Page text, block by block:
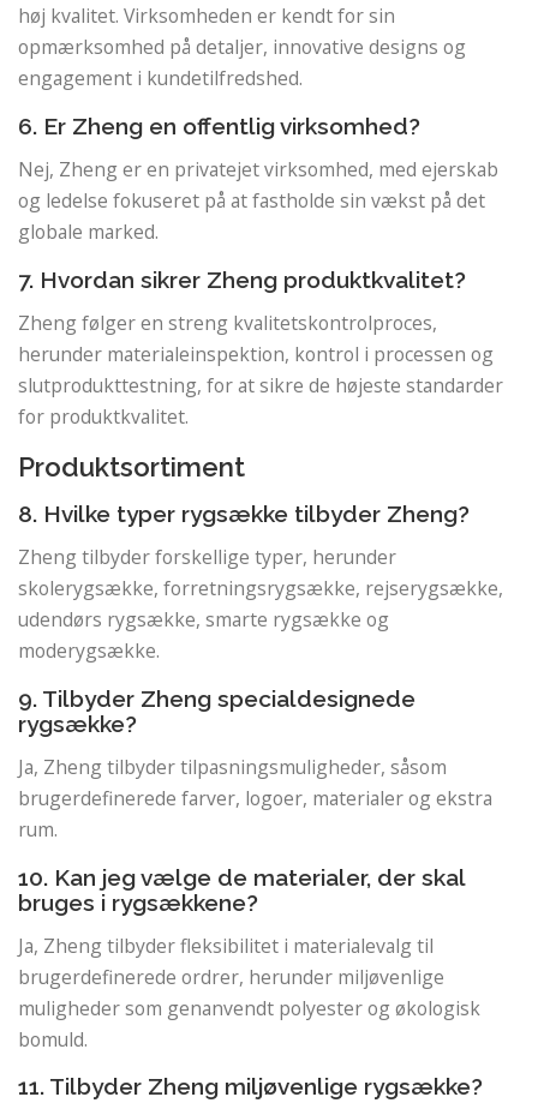
høj kvalitet. Virksomheden er kendt for sin
opmærksomhed på detaljer, innovative designs og
engagement i kundetilfredshed.
6. Er Zheng en offentlig virksomhed?
Nej, Zheng er en privatejet virksomhed, med ejerskab
og ledelse fokuseret på at fastholde sin vækst på det
globale marked.
7. Hvordan sikrer Zheng produktkvalitet?
Zheng følger en streng kvalitetskontrolproces,
herunder materialeinspektion, kontrol i processen og
slutprodukttestning, for at sikre de højeste standarder
for produktkvalitet.
Produktsortiment
8. Hvilke typer rygsække tilbyder Zheng?
Zheng tilbyder forskellige typer, herunder
skolerygsække, forretningsrygsække, rejserygsække,
udendørs rygsække, smarte rygsække og
moderygsække.
9. Tilbyder Zheng specialdesignede
rygsække?
Ja, Zheng tilbyder tilpasningsmuligheder, såsom
brugerdefinerede farver, logoer, materialer og ekstra
rum.
10. Kan jeg vælge de materialer, der skal
bruges i rygsækkene?
Ja, Zheng tilbyder fleksibilitet i materialevalg til
brugerdefinerede ordrer, herunder miljøvenlige
muligheder som genanvendt polyester og økologisk
bomuld.
11. Tilbyder Zheng miljøvenlige rygsække?